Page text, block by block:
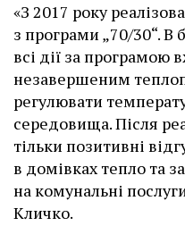
«З 2017 року
з програми „70/30“. В
всі дії за програмою
незавершеним
регулювати
середовища. Після
тільки позитивні
в домівках тепло та
на комунальні
Кличко.